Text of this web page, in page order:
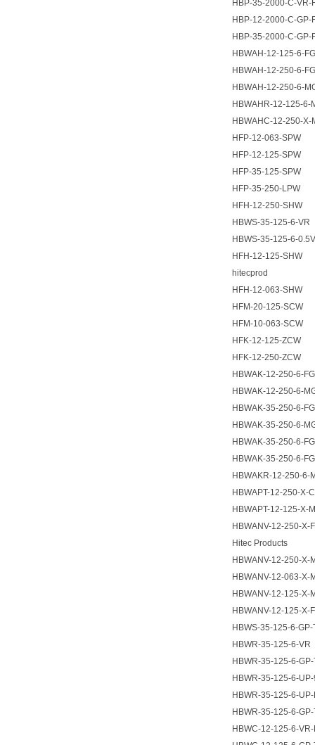
HBP-35-2000-C-VR-
HBP-12-2000-C-GP-
HBP-35-2000-C-GP-
HBWAH-12-125-6-
HBWAH-12-250-6-
HBWAH-12-250-6-
HBWAHR-12-125-6-
HBWAHC-12-250-X-
HFP-12-063-SPW
HFP-12-125-SPW
HFP-35-125-SPW
HFP-35-250-LPW
HFH-12-250-SHW
HBWS-35-125-6-VR
HBWS-35-125-6-
HFH-12-125-SHW
hitecprod
HFH-12-063-SHW
HFM-20-125-SCW
HFM-10-063-SCW
HFK-12-125-ZCW
HFK-12-250-ZCW
HBWAK-12-250-6-FG
HBWAK-12-250-6-
HBWAK-35-250-6-FG
HBWAK-35-250-6-
HBWAK-35-250-6-
HBWAK-35-250-6-
HBWAKR-12-250-6-
HBWAPT-12-250-X-
HBWAPT-12-125-X-
HBWANV-12-250-X-
Hitec Products
HBWANV-12-250-X-
HBWANV-12-063-X-
HBWANV-12-125-X-
HBWANV-12-125-X-
HBWS-35-125-6-
HBWR-35-125-6-VR
HBWR-35-125-6-
HBWR-35-125-6-
HBWR-35-125-6-
HBWR-35-125-6-
HBWC-12-125-6-